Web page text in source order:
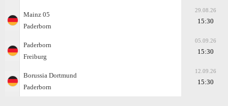
Mainz 05
Paderborn
29.08.26
15:30
Paderborn
Freiburg
05.09.26
15:30
Borussia Dortmund
Paderborn
12.09.26
15:30